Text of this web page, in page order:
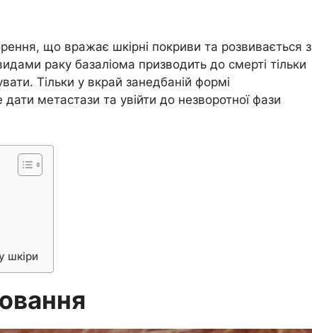
що вражає шкірні покриви та розвивається з
раку базаліома призводить до смерті тільки
Тільки у вкрай занедбаній формі
метастази та увійти до незворотної фази
шкіри